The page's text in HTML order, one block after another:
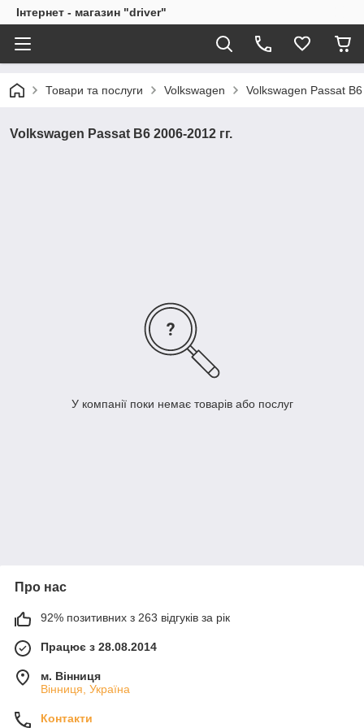
Інтернет - магазин "driver"
Товари та послуги Volkswagen Volkswagen Passat B6
Volkswagen Passat B6 2006-2012 гг.
У компанії поки немає товарів або послуг
Про нас
92% позитивних з 263 відгуків за рік
Працює з 28.08.2014
м. Вінниця
Вінниця, Україна
Контакти